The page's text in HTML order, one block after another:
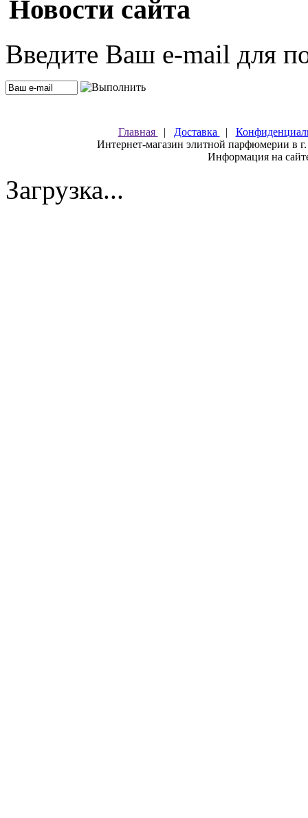
Новости сайта
Введите Ваш e-mail для
Главная | Доставка |
Интернет-магазин элитной парфюмерии в
Информация на
Загрузка...